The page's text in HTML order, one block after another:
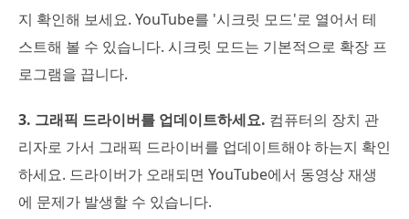
지 확인해 보세요. YouTube를 '시크릿 모드'로 열어서 테
스트해 볼 수 있습니다. 시크릿 모드는 기본적으로 확장 프
로그램을 끕니다.
3. 그래픽 드라이버를 업데이트하세요. 컴퓨터의 장치 관
리자로 가서 그래픽 드라이버를 업데이트해야 하는지 확인
하세요. 드라이버가 오래되면 YouTube에서 동영상 재생
에 문제가 발생할 수 있습니다.